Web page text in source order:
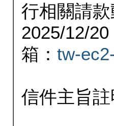
行相關請
2025/12/
箱： tw-
信件主旨